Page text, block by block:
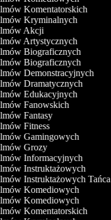
Komentatorskich
Kryminalnych
Akcji
Artystycznych
Biograficznych
Biograficznych
Demonstracyjnych
Dramatycznych
Edukacyjnych
Fanowskich
Fantasy
Fitness
Gamingowych
Grozy
Informacyjnych
Instruktażowych
Instruktażowych Tańca
Komediowych
Komediowych
Komentatorskich